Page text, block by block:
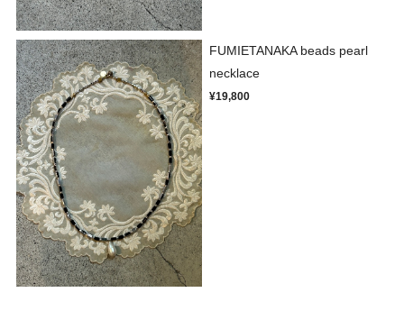
FUMIETANAKA beads pearl
necklace
¥19,800